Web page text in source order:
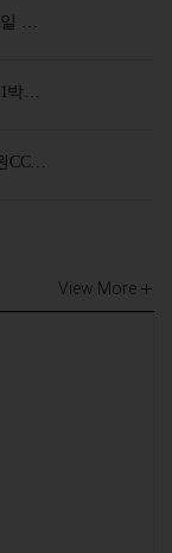
일 …
1박…
CC…
View More